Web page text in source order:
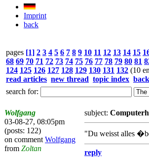
Imprint
back
pages [1] 2 3 4 5 6 7 8 9 10 11 12 13 14 15
68 69 70 71 72 73 74 75 76 77 78 79 80 81
124 125 126 127 128 129 130 131 132 (10
read articles new thread topic index back
search for:
Wolfgang
03-08-27, 08:05pm
(posts: 122)
on comment Wolfgang
from Zoltan
subject:
"Du weisst alles
reply